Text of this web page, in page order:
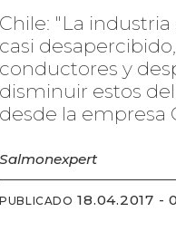
Chile: "La
casi
conductores y
disminuir estos
desde la empresa
Salmonexpert
PUBLICADO 18.04.2017 -